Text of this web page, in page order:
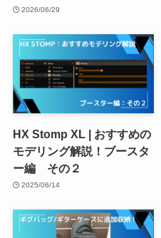
2026/06/29
HX Stomp XL | おすすめの
モデリング解説！ブースタ
ー編 その２
2025/06/14